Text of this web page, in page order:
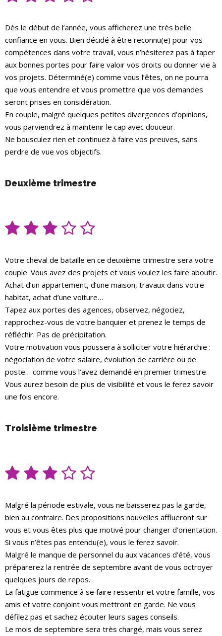
Dès le début de l’année, vous afficherez une très belle
confiance en vous. Bien décidé à être reconnu(e) pour vos
compétences dans votre travail, vous n’hésiterez pas à taper
aux bonnes portes pour faire valoir vos droits ou donner vie à
vos projets. Déterminé(e) comme vous l’êtes, on ne pourra
que vous entendre et vous promettre que vos demandes
seront prises en considération.
En couple, malgré quelques petites divergences d’opinions,
vous parviendrez à maintenir le cap avec douceur.
Ne bousculez rien et continuez à faire vos preuves, sans
perdre de vue vos objectifs.
Deuxième trimestre
Votre cheval de bataille en ce deuxième trimestre sera votre
couple. Vous avez des projets et vous voulez les faire aboutir.
Achat d’un appartement, d’une maison, travaux dans votre
habitat, achat d’une voiture…
Tapez aux portes des agences, observez, négociez,
rapprochez-vous de votre banquier et prenez le temps de
réfléchir. Pas de précipitation.
Votre motivation vous poussera à solliciter votre hiérarchie :
négociation de votre salaire, évolution de carrière ou de
poste… comme vous l’avez demandé en premier trimestre.
Vous aurez besoin de plus de visibilité et vous le ferez savoir
une fois encore.
Troisième trimestre
Malgré la période estivale, vous ne baisserez pas la garde,
bien au contraire. Des propositions nouvelles afflueront sur
vous et vous êtes plus que motivé pour changer d’orientation.
Si vous n’êtes pas entendu(e), vous le ferez savoir.
Malgré le manque de personnel du aux vacances d’été, vous
préparerez la rentrée de septembre avant de vous octroyer
quelques jours de repos.
La fatigue commence à se faire ressentir et votre famille, vos
amis et votre conjoint vous mettront en garde. Ne vous
défilez pas et sachez écouter leurs sages conseils.
Le mois de septembre sera très chargé, mais vous serez